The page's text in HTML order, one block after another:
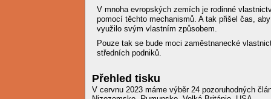
V mnoha evropských zemích je rodinné
pomocí těchto mechanismů. A tak přišel čas,
využilo svým vlastním způsobem.
Pouze tak se bude moci zaměstnanecké
středních podniků.
Přehled tisku
V cervnu 2023 máme výběr 24 pozoruhodných